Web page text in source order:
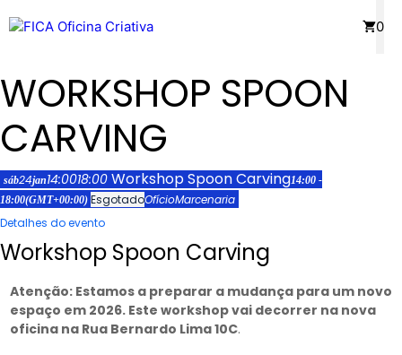
para
conteúdo
0
WORKSHOP SPOON
CARVING
sáb24jan14:0018:00 Workshop Spoon Carving14:00 -
18:00(GMT+00:00) EsgotadoOfícioMarcenaria
Detalhes do evento
Workshop Spoon Carving
Atenção: Estamos a preparar a mudança para um novo
espaço em 2026. Este workshop vai decorrer na nova
oficina na Rua Bernardo Lima 10C.